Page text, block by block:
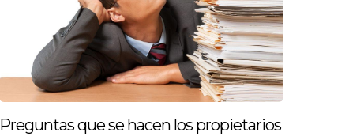
Preguntas que se hacen los propietarios